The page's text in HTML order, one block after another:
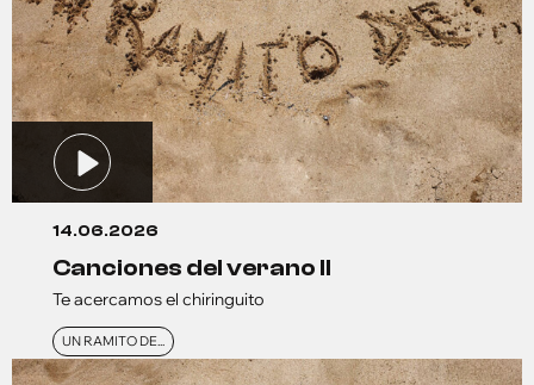
14.06.2026
canciones del verano ll
Te acercamos el chiringuito
UN RAMITO DE...